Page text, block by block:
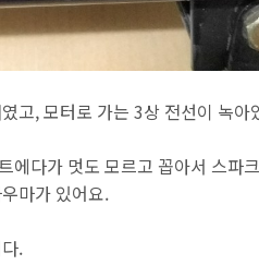
고, 모터로 가는 3상 전선이 녹아
다가 멋도 모르고 꼽아서 스파
마가 있어요.
.